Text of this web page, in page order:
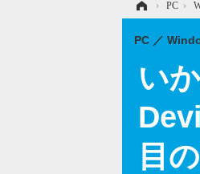
› PC ›
い
目
PC